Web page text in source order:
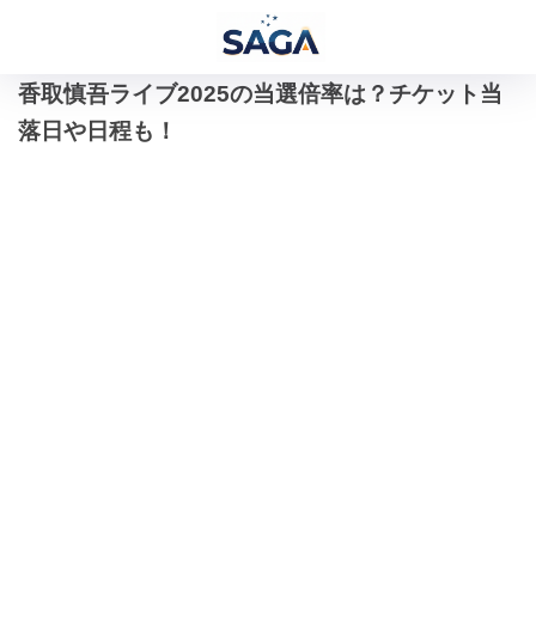
香取慎吾ライブ2025の当選倍率は？チケット当
落日や日程も！